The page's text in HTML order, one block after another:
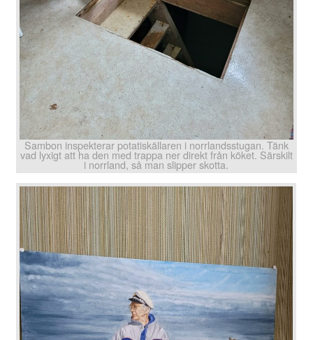
Sambon inspekterar potatiskällaren i norrlandsstugan. Tänk
vad lyxigt att ha den med trappa ner direkt från köket. Särskilt
i norrland, så man slipper skotta.